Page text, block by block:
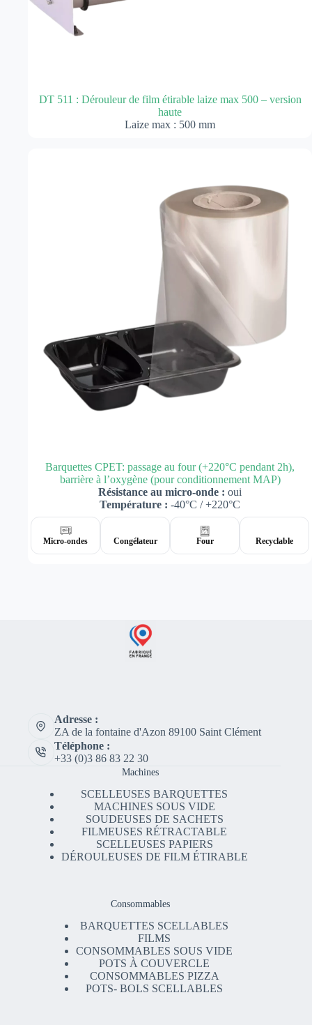
DT 511 : Dérouleur de film étirable laize max 500 – version
haute
Laize max : 500 mm
Barquettes CPET: passage au four (+220°C pendant 2h),
barrière à l’oxygène (pour conditionnement MAP)
Résistance au micro-onde : oui
Température : -40°C / +220°C
Micro-ondes Congélateur Four Recyclable
Adresse :
ZA de la fontaine d'Azon 89100 Saint Clément
Téléphone :
+33 (0)3 86 83 22 30
Machines
SCELLEUSES BARQUETTES
MACHINES SOUS VIDE
SOUDEUSES DE SACHETS
FILMEUSES RÉTRACTABLE
SCELLEUSES PAPIERS
DÉROULEUSES DE FILM ÉTIRABLE
Consommables
BARQUETTES SCELLABLES
FILMS
CONSOMMABLES SOUS VIDE
POTS À COUVERCLE
CONSOMMABLES PIZZA
POTS- BOLS SCELLABLES